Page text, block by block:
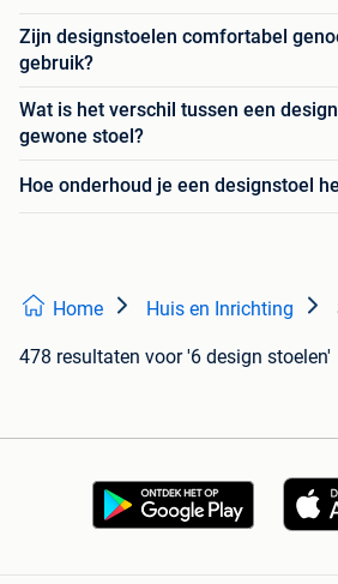
Zijn designstoelen comfortabel
gebruik?
Wat is het verschil tussen een
gewone stoel?
Hoe onderhoud je een designstoel
Home Huis en Inrichting
478 resultaten voor '6 design stoelen'